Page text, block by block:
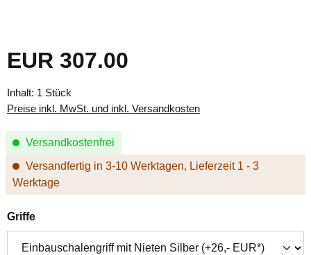
Regulärer Preis:
EUR 307.00
Inhalt: 1 Stück
Preise inkl. MwSt. und inkl. Versandkosten
Versandkostenfrei
Versandfertig in 3-10 Werktagen, Lieferzeit 1 - 3
Werktage
Griffeauswählen